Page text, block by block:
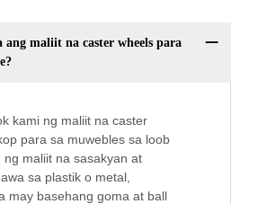
maliit na caster wheels para
kami ng maliit na caster
para sa muwebles sa loob
ng maliit na sasakyan at
sa plastik o metal,
may basehang goma at ball